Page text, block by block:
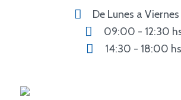
De Lunes a
09:00 - 12:30
14:30 - 18:00